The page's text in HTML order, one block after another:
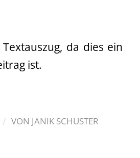
da dies ein
ist.
/ VON JANIK SCHUSTER